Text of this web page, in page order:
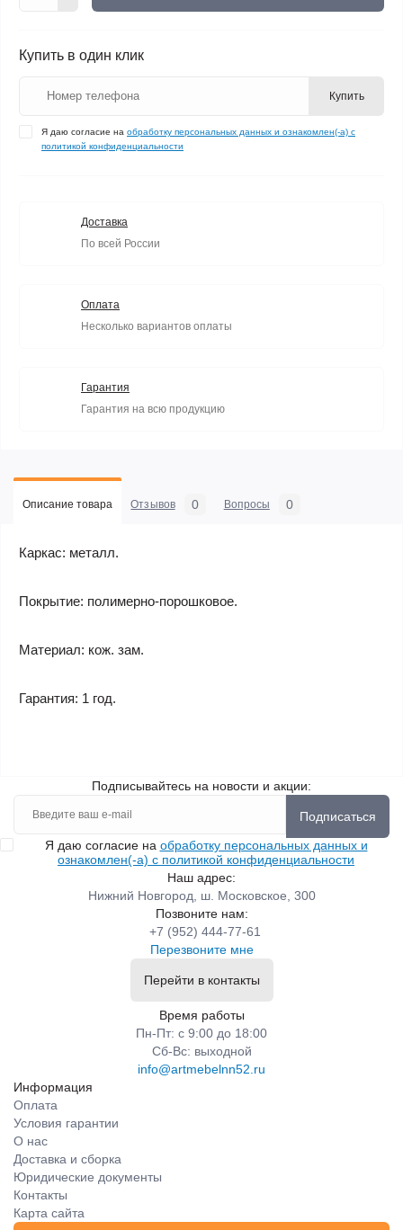
Купить в один клик
Купить
Я даю согласие на обработку персональных данных и ознакомлен(-а) с
политикой конфиденциальности
Доставка
По всей России
Оплата
Несколько вариантов оплаты
Гарантия
Гарантия на всю продукцию
Описание товара Отзывов 0 Вопросы 0
Каркас: металл.
Покрытие: полимерно-порошковое.
Материал: кож. зам.
Гарантия: 1 год.
Подписывайтесь на новости и акции:
Подписаться
Я даю согласие на обработку персональных данных и
ознакомлен(-а) с политикой конфиденциальности
Наш адрес:
Нижний Новгород, ш. Московское, 300
Позвоните нам:
+7 (952) 444-77-61
Перезвоните мне
Перейти в контакты
Время работы
Пн-Пт: с 9:00 до 18:00
Сб-Вс: выходной
info@artmebelnn52.ru
Информация
Оплата
Условия гарантии
О нас
Доставка и сборка
Юридические документы
Контакты
Карта сайта